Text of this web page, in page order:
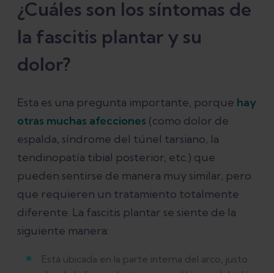
¿Cuáles son los síntomas de
la fascitis plantar y su
dolor?
Esta es una pregunta importante, porque hay
otras muchas afecciones (como dolor de
espalda, síndrome del túnel tarsiano, la
tendinopatía tibial posterior, etc.) que
pueden sentirse de manera muy similar, pero
que requieren un tratamiento totalmente
diferente. La fascitis plantar se siente de la
siguiente manera:
Está ubicada en la parte interna del arco, justo